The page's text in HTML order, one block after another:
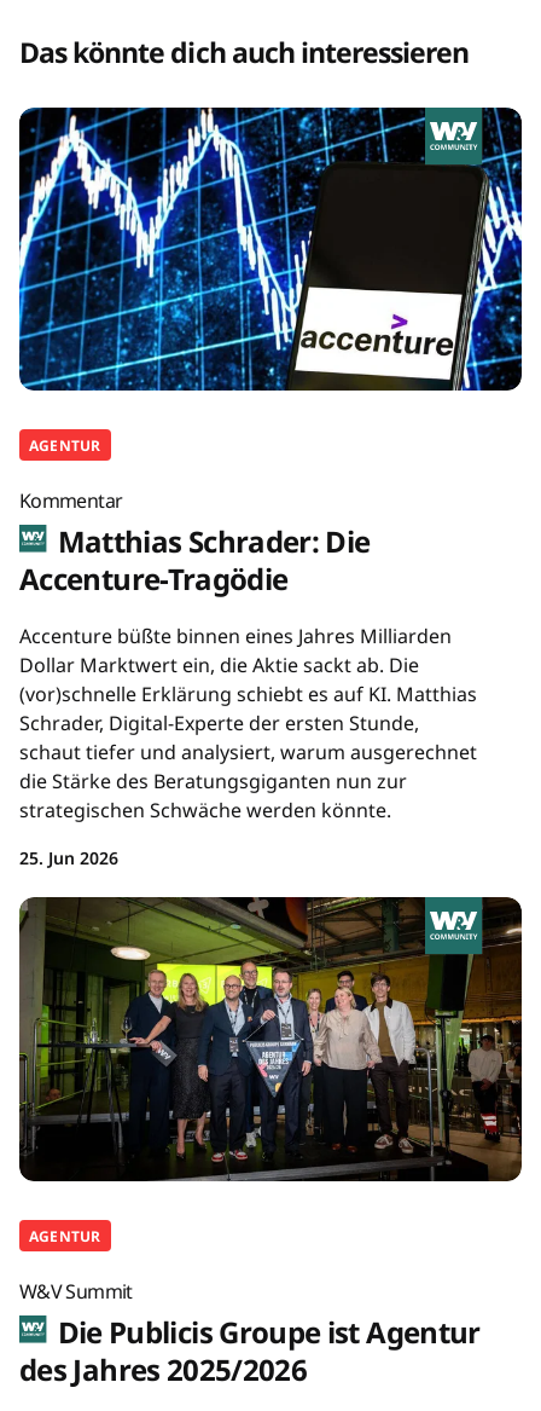
Das könnte dich auch interessieren
AGENTUR
Kommentar
Matthias Schrader: Die
Accenture-Tragödie
Accenture büßte binnen eines Jahres Milliarden
Dollar Marktwert ein, die Aktie sackt ab. Die
(vor)schnelle Erklärung schiebt es auf KI. Matthias
Schrader, Digital-Experte der ersten Stunde,
schaut tiefer und analysiert, warum ausgerechnet
die Stärke des Beratungsgiganten nun zur
strategischen Schwäche werden könnte.
25. Jun 2026
AGENTUR
W&V Summit
Die Publicis Groupe ist Agentur
des Jahres 2025/2026